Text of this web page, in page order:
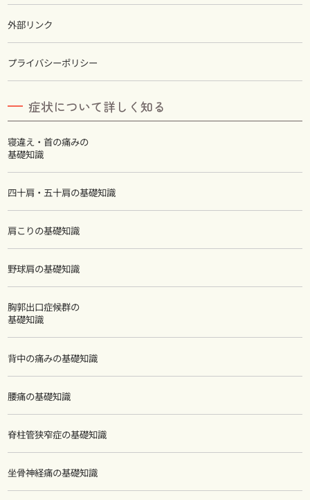
外部リンク
プライバシーポリシー
症状について詳しく知る
寝違え・首の痛みの
基礎知識
四十肩・五十肩の基礎知識
肩こりの基礎知識
野球肩の基礎知識
胸郭出口症候群の
基礎知識
背中の痛みの基礎知識
腰痛の基礎知識
脊柱管狭窄症の基礎知識
坐骨神経痛の基礎知識